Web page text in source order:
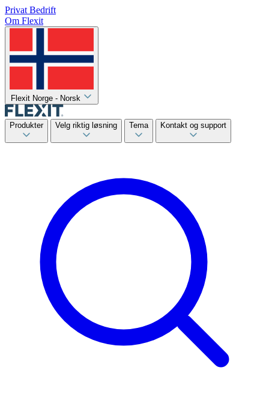
Privat Bedrift
Om Flexit
Flexit Norge - Norsk
Produkter Velg riktig løsning Tema Kontakt og support